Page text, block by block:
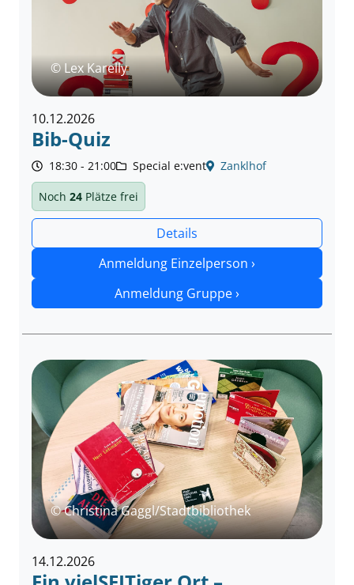
10.12.2026
Bib-Quiz
18:30 - 21:00 Special e:vent Zanklhof
Noch 24 Plätze frei
Details
Anmeldung Einzelperson ›
Anmeldung Gruppe ›
© Lex Karelly
14.12.2026
© Christina Gaggl/Stadtbibliothek